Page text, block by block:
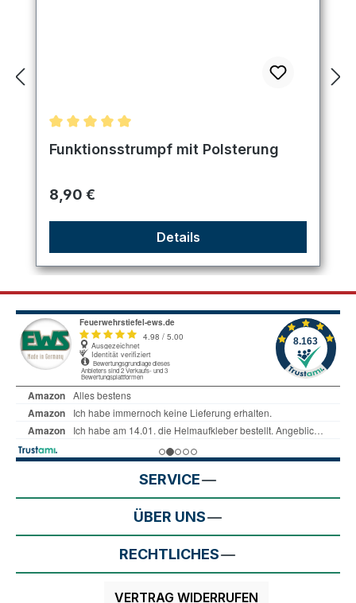
Durchschnittliche Bewertung von 5 von 5 Sternen
Funktionsstrumpf mit Polsterung
Regulärer Preis:
8,90 €
Details
SERVICE
ÜBER UNS
RECHTLICHES
VERTRAG WIDERRUFEN